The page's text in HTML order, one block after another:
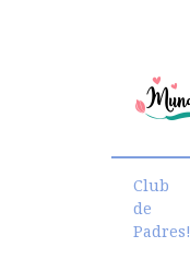
Club
de
Padres!